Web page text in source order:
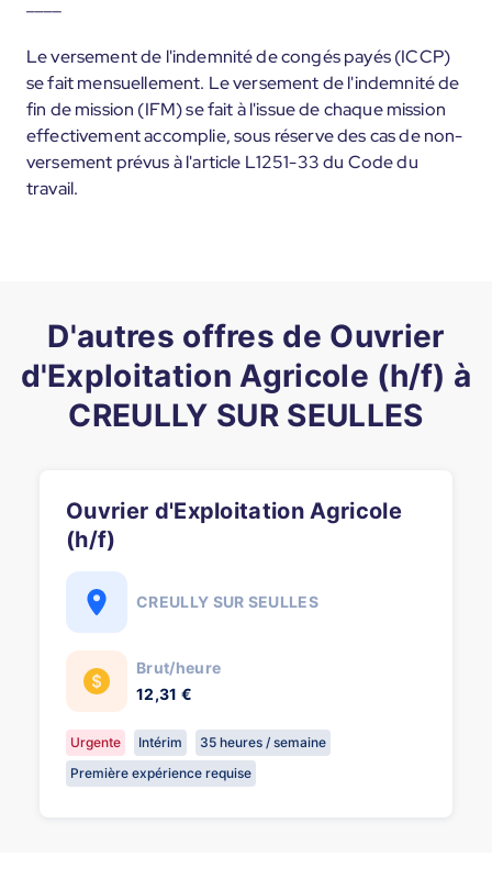
Le versement de l'indemnité de congés payés (ICCP)
se fait mensuellement. Le versement de l'indemnité de
fin de mission (IFM) se fait à l'issue de chaque mission
effectivement accomplie, sous réserve des cas de non-
versement prévus à l'article L1251-33 du Code du
travail.
D'autres offres de Ouvrier
d'Exploitation Agricole (h/f) à
CREULLY SUR SEULLES
Ouvrier d'Exploitation Agricole
(h/f)
CREULLY SUR SEULLES
Brut/heure
12,31 €
Urgente Intérim
35 heures / semaine
Première expérience requise